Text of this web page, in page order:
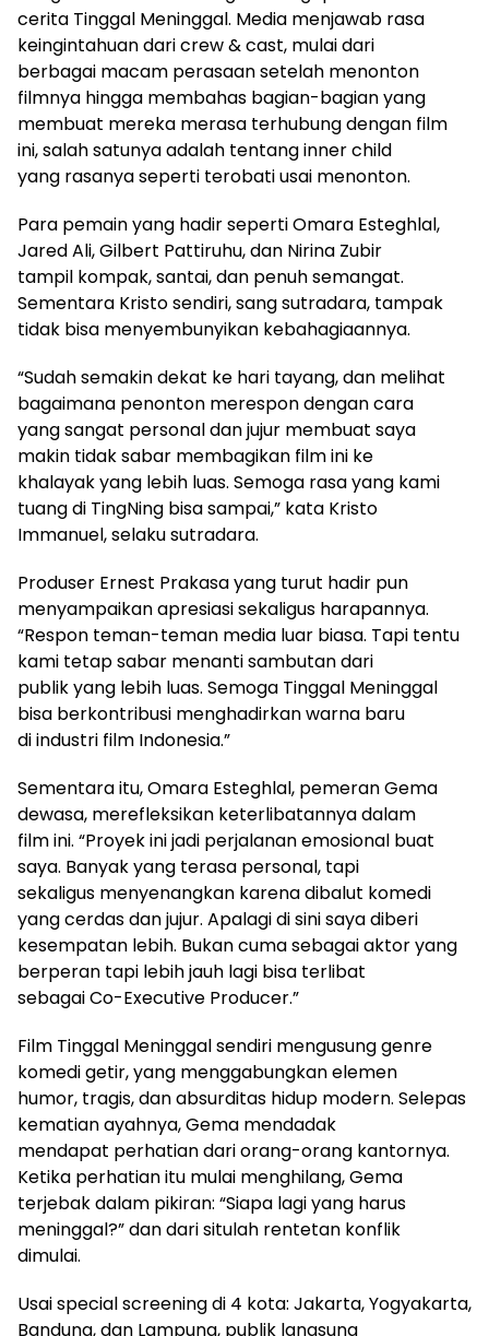
cerita Tinggal Meninggal. Media menjawab rasa
keingintahuan dari crew & cast, mulai dari
berbagai macam perasaan setelah menonton
filmnya hingga membahas bagian-bagian yang
membuat mereka merasa terhubung dengan film
ini, salah satunya adalah tentang inner child
yang rasanya seperti terobati usai menonton.
Para pemain yang hadir seperti Omara Esteghlal,
Jared Ali, Gilbert Pattiruhu, dan Nirina Zubir
tampil kompak, santai, dan penuh semangat.
Sementara Kristo sendiri, sang sutradara, tampak
tidak bisa menyembunyikan kebahagiaannya.
“Sudah semakin dekat ke hari tayang, dan melihat
bagaimana penonton merespon dengan cara
yang sangat personal dan jujur membuat saya
makin tidak sabar membagikan film ini ke
khalayak yang lebih luas. Semoga rasa yang kami
tuang di TingNing bisa sampai,” kata Kristo
Immanuel, selaku sutradara.
Produser Ernest Prakasa yang turut hadir pun
menyampaikan apresiasi sekaligus harapannya.
“Respon teman-teman media luar biasa. Tapi tentu
kami tetap sabar menanti sambutan dari
publik yang lebih luas. Semoga Tinggal Meninggal
bisa berkontribusi menghadirkan warna baru
di industri film Indonesia.”
Sementara itu, Omara Esteghlal, pemeran Gema
dewasa, merefleksikan keterlibatannya dalam
film ini. “Proyek ini jadi perjalanan emosional buat
saya. Banyak yang terasa personal, tapi
sekaligus menyenangkan karena dibalut komedi
yang cerdas dan jujur. Apalagi di sini saya diberi
kesempatan lebih. Bukan cuma sebagai aktor yang
berperan tapi lebih jauh lagi bisa terlibat
sebagai Co-Executive Producer.”
Film Tinggal Meninggal sendiri mengusung genre
komedi getir, yang menggabungkan elemen
humor, tragis, dan absurditas hidup modern. Selepas
kematian ayahnya, Gema mendadak
mendapat perhatian dari orang-orang kantornya.
Ketika perhatian itu mulai menghilang, Gema
terjebak dalam pikiran: “Siapa lagi yang harus
meninggal?” dan dari situlah rentetan konflik
dimulai.
Usai special screening di 4 kota: Jakarta, Yogyakarta,
Bandung, dan Lampung, publik langsung